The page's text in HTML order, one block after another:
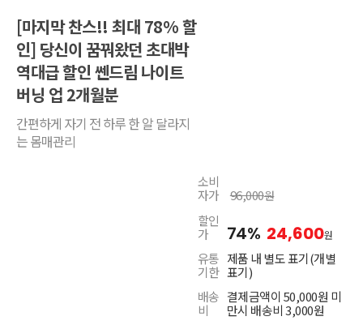
[마지막 찬스!! 최대 78% 할
인] 당신이 꿈꿔왔던 초대박
역대급 할인 쎈드림 나이트
버닝 업 2개월분
간편하게 자기 전 하루 한 알 달라지
는 몸매관리
소비
자가
96,000원
할인
가
74% 24,600원
유통
기한
제품 내 별도 표기(개별
표기)
배송
비
결제금액이 50,000원 미
만시 배송비 3,000원